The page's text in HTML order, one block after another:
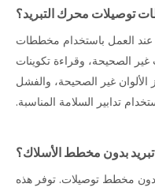
توصيلات محرك التبريد؟
عند العمل باستخدام مخططات
الصحيحة، وقراءة تكوينات
غير الصحيحة، والفشل
تدابير السلامة المناسبة.
مخطط توصيلات. توفر هذه